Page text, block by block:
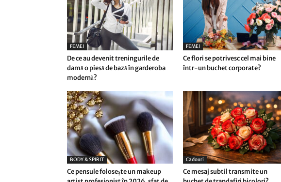
FEMEI
De ce au devenit treningurile de
damă o piesă de bază în garderoba
modernă?
FEMEI
Ce flori se potrivesc cel mai bine
într-un buchet corporate?
BODY & SPIRIT
Ce pensule folosește un makeup
Cadouri
Ce mesaj subtil transmite un